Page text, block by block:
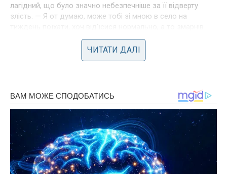
лагідний, що було значно небезпечніше за її відверту
злість. — Я от думаю, може тобі зі мною в село на
зовсім, одні очі на обличчі лишилися. Тьотя Валя якраз
кабанчика заколола, свіжини передасть, пирогів
напечемо з лівером, як ти любиш.
до них, міцно тримаючи ручку чайника, наче це був її
останній якір у цьому штормі. Він знав, що Оксана терпіти
не може ці поїздки в село, де на неї чекає ще більше
роботи під наглядом родичок і ще менше приватного
простору.
ЧИТАТИ ДАЛІ